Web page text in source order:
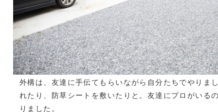
外構は、友達に手伝てもらいながら自分たちでやりま
れたり、防草シートを敷いたりと。友達にプロがいる
りました。